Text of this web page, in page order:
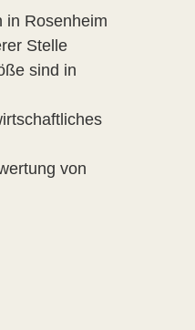
in Rosenheim
Stelle
sind in
von